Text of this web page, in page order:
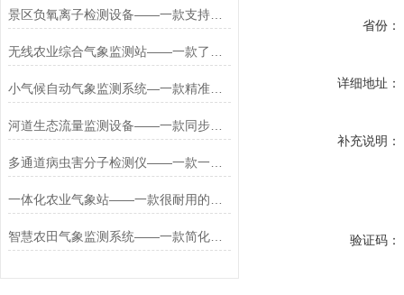
景区负氧离子检测设备——一款支持多种传感器的森林负氧离子监测系统2024
小气候自动气象监测系统—一款精准施策的公路自动气象站监测系统2025+派+送
河道生态流量监测设备——一款同步测量的生态流量监测设备设置2026+派+送
多通道病虫害分子检测仪——一款一身的真本领的松材线虫检测仪
智慧农田气象监测系统——一款简化参数的集成农田气象监测系统2026+派+送
省份：
详细地址：
补充说明：
验证码：